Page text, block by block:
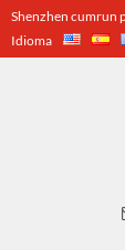
Shenzhen cumrun
Idioma